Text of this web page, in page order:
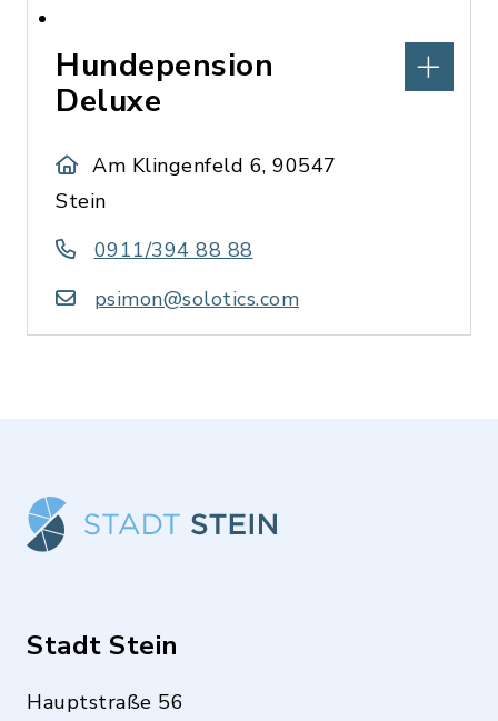
Hundepension
Deluxe
Am Klingenfeld 6, 90547
Stein
0911/394 88 88
psimon@solotics.com
Stadt Stein
Hauptstraße 56